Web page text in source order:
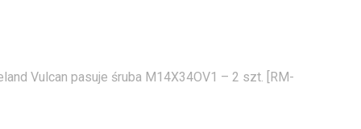
Vulcan pasuje śruba M14X34OV1 – 2 szt. [RM-